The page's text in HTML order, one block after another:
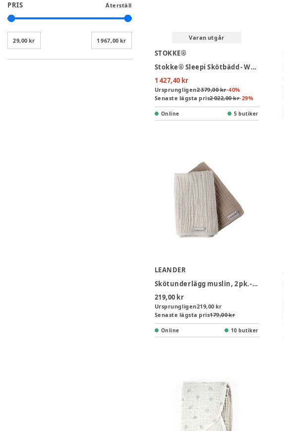
PRIS Återställ
29,00 kr 1 967,00 kr Varan utgår
STOKKE®
Stokke® Sleepi Skötbädd - White
1 427,40 kr
Ursprungligen2 379,00 kr-40%
Senaste lägsta pris2 022,00 kr-29%
Online 5 butiker
LEANDER
Skötunderlägg muslin, 2 pk.-Cappuccino/Mocca
219,00 kr
Ursprungligen219,00 kr
Senaste lägsta pris179,00 kr
Online 10 butiker